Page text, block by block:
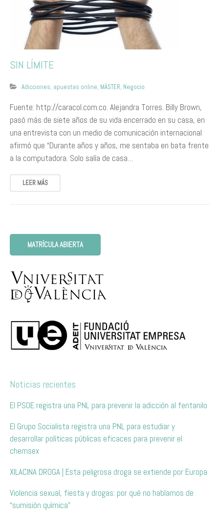
SIN LÍMITE
Adicciones, apuestas online, MÁSTER, Negocio
Fuente: http://caracol.com.co. Alejandra Torres. Billy Brown,
pasó más de siete años de su vida encerrado en su casa, en
una entrevista con un medio de comunicación internacional
afirmó que “Durante años y años, me sentaba en bata frente
a la computadora. Solo salía de casa…
LEER MÁS
MATRÍCULA ABIERTA
Noticias recientes
El PSOE registra una PNL para prevenir la adicción al fentanilo
El Grupo Socialista registra una PNL para estudiar y
desarrollar políticas públicas eficaces para prevenir el
chemsex
XILACINA DROGA | Esta peligrosa droga se extiende por Europa
Violencia sexual, fiesta y drogas: por qué no hablamos de
“sumisión química”